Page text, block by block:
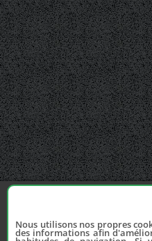
Nous utilisons nos propres
des informations afin